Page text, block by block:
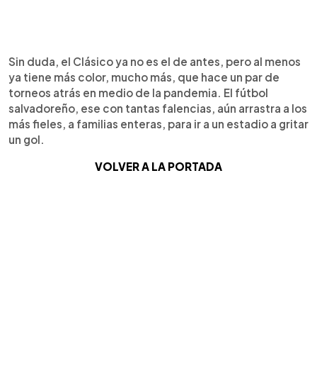
Sin duda, el Clásico ya no es el de antes, pero al menos
ya tiene más color, mucho más, que hace un par de
torneos atrás en medio de la pandemia. El fútbol
salvadoreño, ese con tantas falencias, aún arrastra a los
más fieles, a familias enteras, para ir a un estadio a gritar
un gol.
VOLVER A LA PORTADA